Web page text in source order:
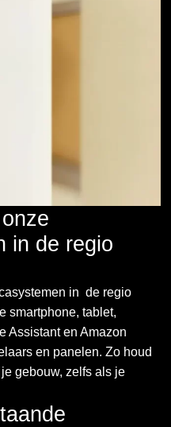
in de regio
in de regio
smartphone, tablet,
Assistant en Amazon
en panelen. Zo houd
gebouw, zelfs als je